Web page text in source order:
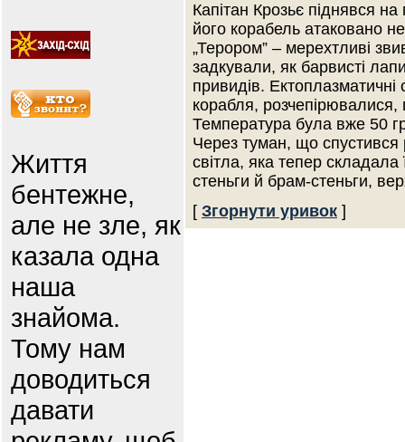
Життя
бентежне,
але не зле, як
казала одна
наша
знайома.
Тому нам
доводиться
давати
Капітан Крозьє піднявся
його корабель атаковано
„Терором” – мерехтливі
задкували, як барвисті
привидів. Ектоплазматичні
корабля, розчепірювалися,
Температура була вже 50
Через туман, що спустився
світла, яка тепер складала
стеньги й брам-стеньги,
[ Згорнути уривок ]